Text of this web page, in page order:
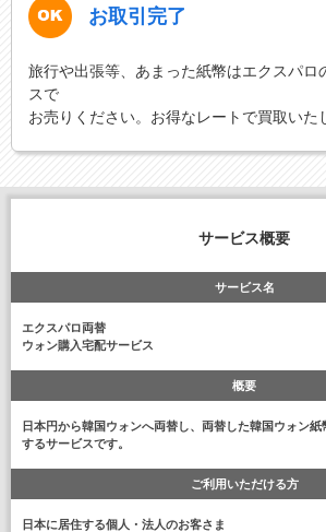
お取引完了
旅行や出張等、あまった紙幣はエクスパロ
スで
お売りください。お得なレートで買取いた
サービス概要
サービス名
エクスパロ両替
ウォン購入宅配サービス
概要
日本円から韓国ウォンへ両替し、両替した韓国ウォン
するサービスです。
ご利用いただける方
日本に居住する個人・法人のお客さま